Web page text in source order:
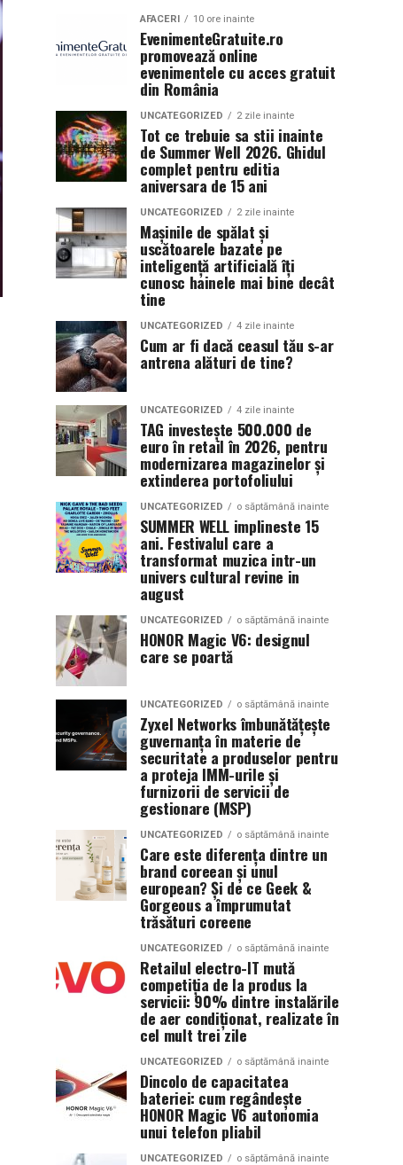
AFACERI 10 ore inainte
EvenimenteGratuite.ro
promovează online
evenimentele cu acces gratuit
din România
UNCATEGORIZED 2 zile inainte
Tot ce trebuie sa stii inainte
de Summer Well 2026. Ghidul
complet pentru editia
aniversara de 15 ani
UNCATEGORIZED 2 zile inainte
Mașinile de spălat și
uscătoarele bazate pe
inteligență artificială îți
cunosc hainele mai bine decât
tine
UNCATEGORIZED 4 zile inainte
Cum ar fi dacă ceasul tău s-ar
antrena alături de tine?
UNCATEGORIZED 4 zile inainte
TAG investește 500.000 de
euro în retail în 2026, pentru
modernizarea magazinelor și
extinderea portofoliului
UNCATEGORIZED o săptămână inainte
SUMMER WELL implineste 15
ani. Festivalul care a
transformat muzica intr-un
univers cultural revine in
august
UNCATEGORIZED o săptămână inainte
HONOR Magic V6: designul
care se poartă
UNCATEGORIZED o săptămână inainte
Zyxel Networks îmbunătățește
guvernanța în materie de
securitate a produselor pentru
a proteja IMM-urile și
furnizorii de servicii de
gestionare (MSP)
UNCATEGORIZED o săptămână inainte
Care este diferența dintre un
brand coreean și unul
european? Și de ce Geek &
Gorgeous a împrumutat
trăsături coreene
UNCATEGORIZED o săptămână inainte
Retailul electro-IT mută
competiția de la produs la
servicii: 90% dintre instalările
de aer condiționat, realizate în
cel mult trei zile
UNCATEGORIZED o săptămână inainte
Dincolo de capacitatea
bateriei: cum regândește
HONOR Magic V6 autonomia
unui telefon pliabil
UNCATEGORIZED o săptămână inainte